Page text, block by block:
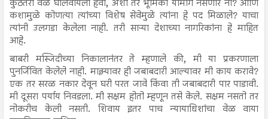
कुठेतरी वेळ घालवायला हवा, अशी तर भूमिका यामागे नसणार ना? आणि
कशामुळे कोणत्या त्यांच्या विशेष सेवेमुळे त्यांना हे पद मिळाले? याचा
त्यांनी उलगडा केलेला नाही. तरी साऱ्या देशाच्या नागरिकांना हे माहित
आहे.
बाबरी मस्जिदीच्या निकालानंतर ते म्हणाले की, मी या प्रकरणाला
पुनर्जिवित केलेले नाही. माझ्यावर ही जबाबदारी आल्यावर मी काय करावे?
एक तर सरळ नकार देवून घरी परत जावे किंवा ती जबाबदारी पार पाडावी.
मी दूसरा पर्याय निवडला. मी सक्षम होतो म्हणून तसे केले. सक्षम नसतो तर
नोकरीच केली नसती. शिवाय इतर पाच न्यायाधिशांचा वेळ वाया